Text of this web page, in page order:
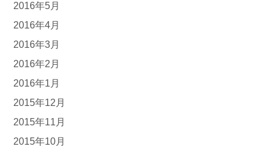
2016年5月
2016年4月
2016年3月
2016年2月
2016年1月
2015年12月
2015年11月
2015年10月